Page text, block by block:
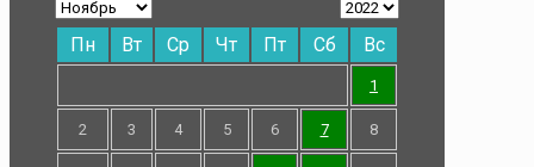
Пн Вт Ср Чт Пт Сб Вс
1
2 3 4 5 6 7 8